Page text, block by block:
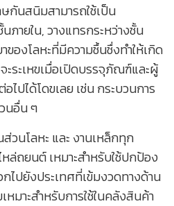
ษกันสนิมสามารถใช้เป็น
ายใน, วางแทรกระหว่างชั้น
องโลหะที่มีความชื้นชื่งทำให้เกิด
ะระเหขเมื่อเปิดบรรจุภัณฑ์และผู้
ไปได้โดขเลย เช่น กระบวนการ
นอื่น ๆ
ส่วนโลหะ และ งานเหล็กทุก
ล่ถยนต์ เหมาะสำหรับใช้ปกป้อง
ไปยังประเทศที่เข้มงวดทางด้าน
มาะสำหรับการใช้ในคลังสินค้า